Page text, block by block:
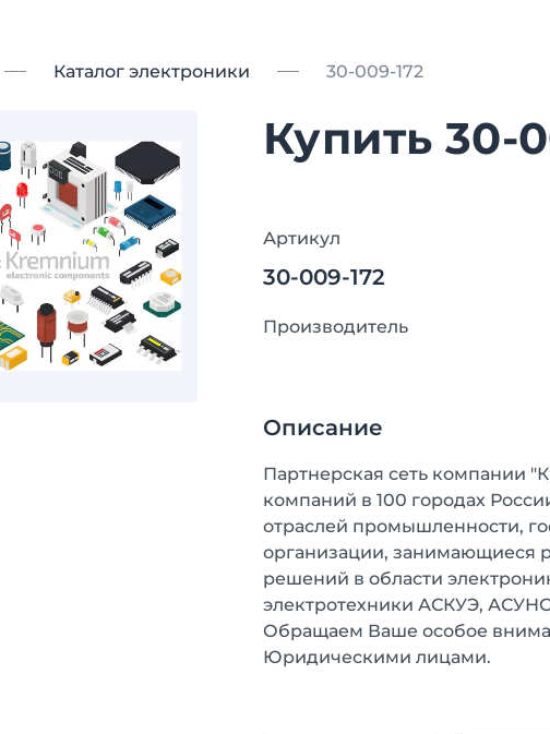
Каталог электроники 30-009-172
Купить 30-
Артикул
30-009-172
Производитель
Описание
Партнерская сеть компании
компаний в 100 городах
отраслей промышленности,
организации, занимающиеся
решений в области
электротехники АСКУЭ,
Обращаем Ваше особое
Юридическими лицами.